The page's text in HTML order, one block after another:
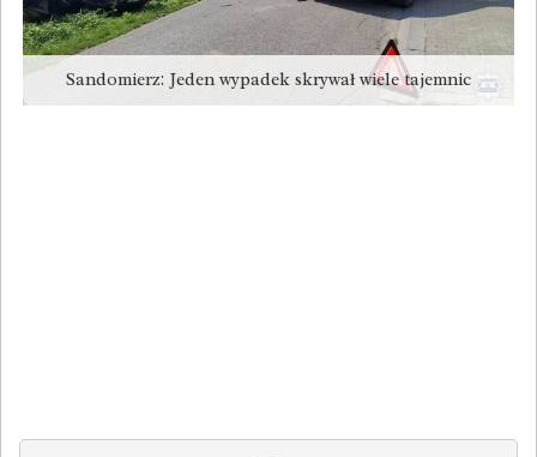
Sandomierz: Jeden wypadek skrywał wiele tajemnic